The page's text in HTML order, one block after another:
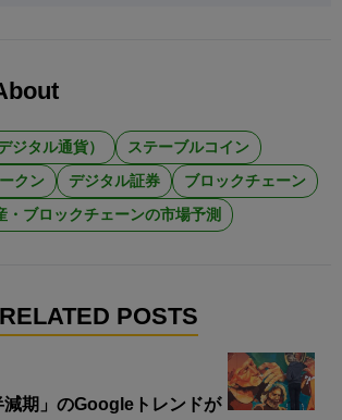
ジタル通貨）
ステーブルコイン
クン
デジタル証券
ブロックチェーン
・ブロックチェーンの市場予測
RELATED POSTS
減期」のGoogleトレンドが